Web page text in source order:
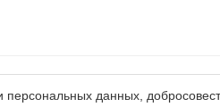
персональных данных,